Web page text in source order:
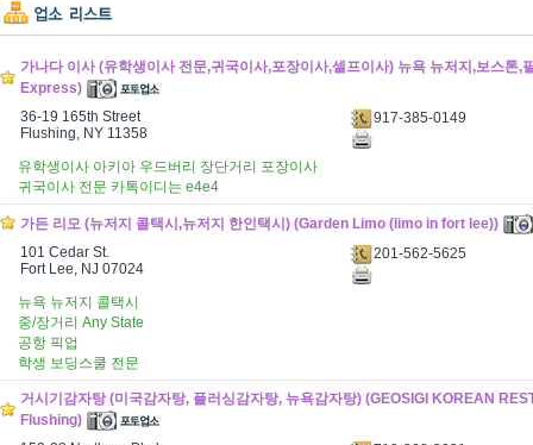
가나다 이사 (유학생이사 전문,귀국이사,포장이사,셀프이사) 뉴욕 뉴저지,보스톤,
Express)
36-19 165th Street
Flushing, NY 11358
917-385-0149
유학생이사 아키아 우드버리 장단거리 포장이사
귀국이사 전문 카톡이디는 e4e4
가든 리모 (뉴저지 콜택시,뉴저지 한인택시) (Garden Limo (limo in fort lee))
101 Cedar St.
Fort Lee, NJ 07024
201-562-5625
뉴욕 뉴저지 콜택시
중/장거리 Any State
공항 픽업
학생 보딩스쿨 전문
거시기감자탕 (미국감자탕, 플러싱감자탕, 뉴욕감자탕) (GEOSIGI KOREAN
Flushing)